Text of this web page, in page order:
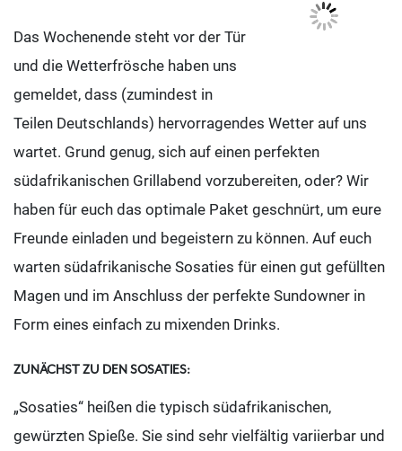
Das Wochenende steht vor der Tür
und die Wetterfrösche haben uns
gemeldet, dass (zumindest in
Teilen Deutschlands) hervorragendes Wetter auf uns
wartet. Grund genug, sich auf einen perfekten
südafrikanischen Grillabend vorzubereiten, oder? Wir
haben für euch das optimale Paket geschnürt, um eure
Freunde einladen und begeistern zu können. Auf euch
warten südafrikanische Sosaties für einen gut gefüllten
Magen und im Anschluss der perfekte Sundowner in
Form eines einfach zu mixenden Drinks.
ZUNÄCHST ZU DEN SOSATIES:
„Sosaties“ heißen die typisch südafrikanischen,
gewürzten Spieße. Sie sind sehr vielfältig variierbar und